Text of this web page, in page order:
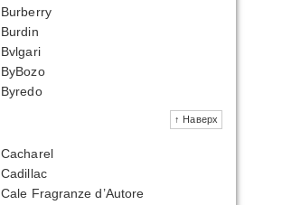
Burberry
Burdin
Bvlgari
ByBozo
Byredo
↑ Наверх
Cacharel
Cadillac
Cale Fragranze d’Autore